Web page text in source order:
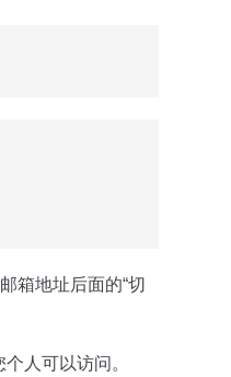
箱地址后面的“切
人可以访问。